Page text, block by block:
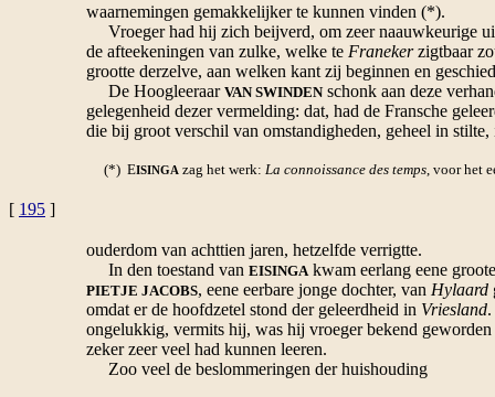
waarnemingen gemakkelijker te kunnen vinden (*).
Vroeger had hij zich beijverd, om zeer naauwkeurige
de afteekeningen van zulke, welke te Franekerzigtbaar
grootte derzelve, aan welken kant zij beginnen en
De Hoogleeraar VAN SWINDENschonk aan deze
gelegenheid dezer vermelding: dat, had de Fransche
die bij groot verschil van omstandigheden, geheel in stilte,
(*) EISINGA zag het werk: La connoissance des temps, voor het
[ 195 ]
ouderdom van achttien jaren, hetzelfde verrigtte.
In den toestand van EISINGAkwam eerlang eene
PIETJE JACOBS, eene eerbare jonge dochter, van Hylaard
omdat er de hoofdzetel stond der geleerdheid in Vriesland.
ongelukkig, vermits hij, was hij vroeger bekend
zeker zeer veel had kunnen leeren.
Zoo veel de beslommeringen der huishouding